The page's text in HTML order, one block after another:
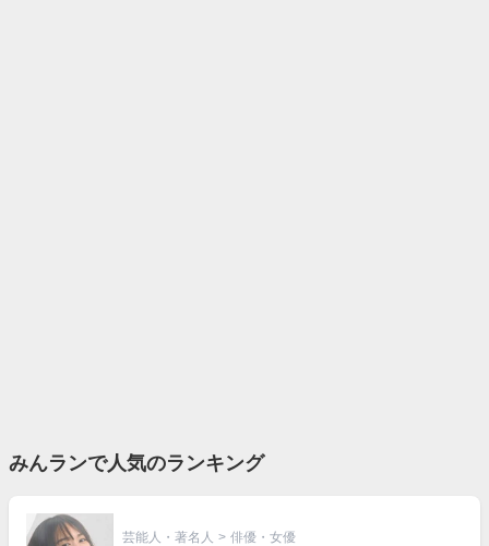
みんランで人気のランキング
芸能人・著名人 > 俳優・女優